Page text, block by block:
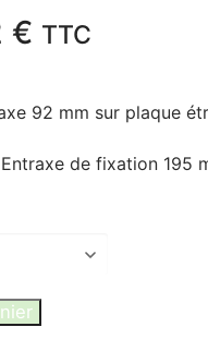
€ Le
est :
89,62 €.
TTC
92 mm sur plaque
de fixation 195